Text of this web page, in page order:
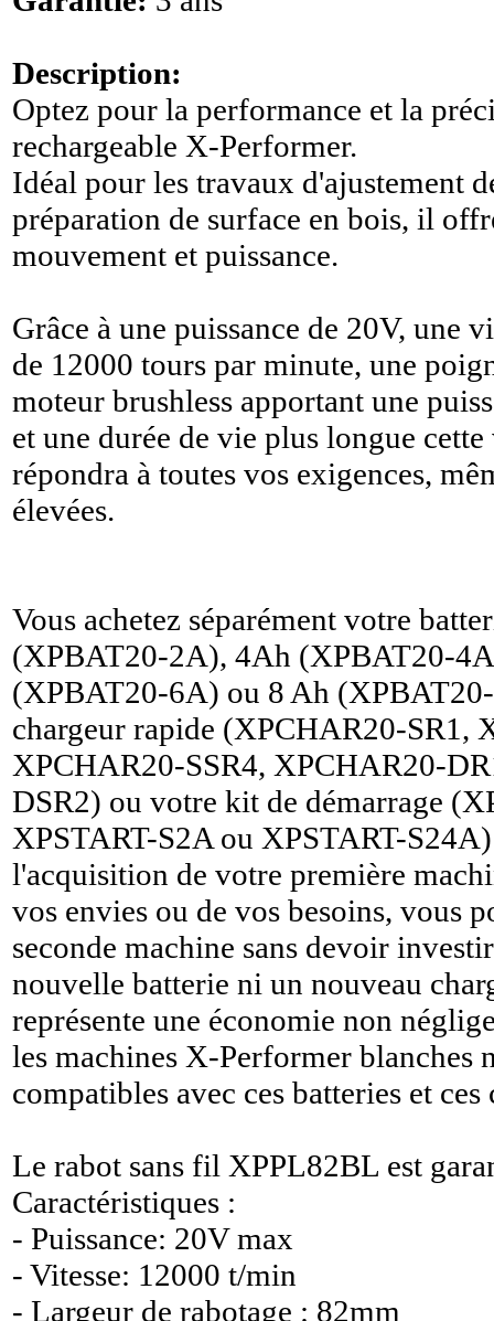
Description:
Optez pour la performance et la
rechargeable X-Performer.
Idéal pour les travaux d'ajustement
préparation de surface en bois, il
mouvement et puissance.
Grâce à une puissance de 20V, une
de 12000 tours par minute, une
moteur brushless apportant une
et une durée de vie plus longue cette
répondra à toutes vos exigences,
élevées.
Vous achetez séparément votre
(XPBAT20-2A), 4Ah (XPBAT20-
(XPBAT20-6A) ou 8 Ah
chargeur rapide (XPCHAR20-SR1,
XPCHAR20-SSR4, XPCHAR20-
DSR2) ou votre kit de démarrage
XPSTART-S2A ou XPSTART-
l'acquisition de votre première
vos envies ou de vos besoins, vous
seconde machine sans devoir
nouvelle batterie ni un nouveau
représente une économie non
les machines X-Performer blanches
compatibles avec ces batteries et ces
Le rabot sans fil XPPL82BL est
Caractéristiques :
- Puissance: 20V max
- Vitesse: 12000 t/min
- Largeur de rabotage : 82mm